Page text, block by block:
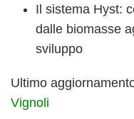
Il sistema Hyst:
dalle biomasse
sviluppo
Ultimo
Vignoli